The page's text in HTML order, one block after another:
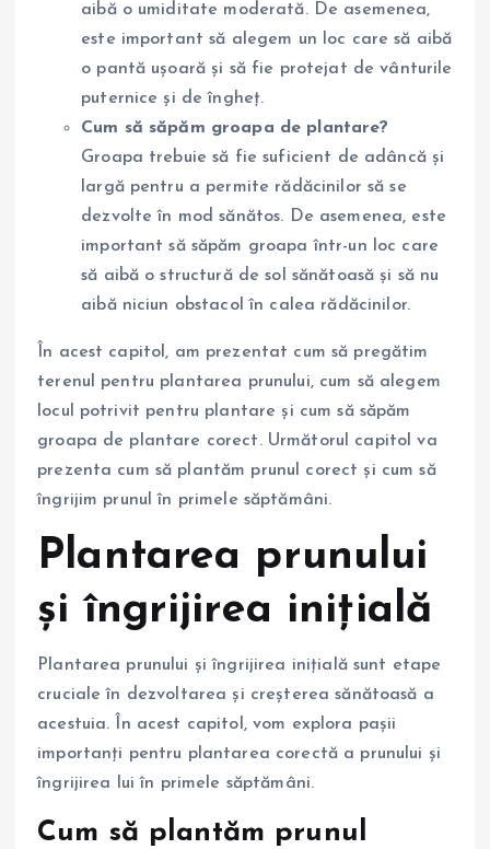
aibă o umiditate moderată. De asemenea,
este important să alegem un loc care să aibă
o pantă ușoară și să fie protejat de vânturile
puternice și de îngheț.
Cum să săpăm groapa de plantare?
Groapa trebuie să fie suficient de adâncă și
largă pentru a permite rădăcinilor să se
dezvolte în mod sănătos. De asemenea, este
important să săpăm groapa într-un loc care
să aibă o structură de sol sănătoasă și să nu
aibă niciun obstacol în calea rădăcinilor.
În acest capitol, am prezentat cum să pregătim
terenul pentru plantarea prunului, cum să alegem
locul potrivit pentru plantare și cum să săpăm
groapa de plantare corect. Următorul capitol va
prezenta cum să plantăm prunul corect și cum să
îngrijim prunul în primele săptămâni.
Plantarea prunului
și îngrijirea inițială
Plantarea prunului și îngrijirea inițială sunt etape
cruciale în dezvoltarea și creșterea sănătoasă a
acestuia. În acest capitol, vom explora pașii
importanți pentru plantarea corectă a prunului și
îngrijirea lui în primele săptămâni.
Cum să plantăm prunul